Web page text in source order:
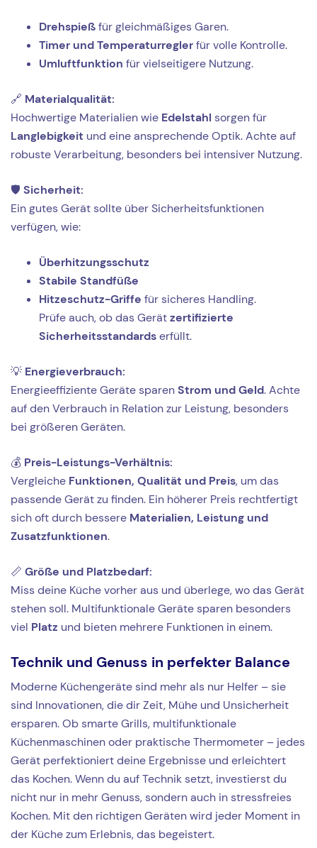
Drehspießfür gleichmäßiges Garen.
Timer und Temperaturreglerfür volle Kontrolle.
Umluftfunktion für vielseitigere Nutzung.
🔗 Materialqualität:
Hochwertige Materialien wie Edelstahl sorgen für
Langlebigkeit und eine ansprechende Optik. Achte auf
robuste Verarbeitung, besonders bei intensiver Nutzung.
🛡️ Sicherheit:
Ein gutes Gerät sollte über Sicherheitsfunktionen
verfügen, wie:
Überhitzungsschutz
Stabile Standfüße
Hitzeschutz-Griffe für sicheres Handling.
Prüfe auch, ob das Gerätzertifizierte
Sicherheitsstandardserfüllt.
💡 Energieverbrauch:
Energieeffiziente Geräte sparenStrom und Geld. Achte
auf den Verbrauch in Relation zur Leistung, besonders
bei größeren Geräten.
💰 Preis-Leistungs-Verhältnis:
Vergleiche Funktionen, Qualität und Preis, um das
passende Gerät zu finden. Ein höherer Preis rechtfertigt
sich oft durch bessere Materialien, Leistung und
Zusatzfunktionen.
📏 Größe und Platzbedarf:
Miss deine Küche vorher aus und überlege, wo das Gerät
stehen soll. Multifunktionale Geräte sparen besonders
viel Platz und bieten mehrere Funktionen in einem.
Technik und Genuss in perfekter Balance
Moderne Küchengeräte sind mehr als nur Helfer – sie
sind Innovationen, die dir Zeit, Mühe und Unsicherheit
ersparen. Ob smarte Grills, multifunktionale
Küchenmaschinen oder praktische Thermometer – jedes
Gerät perfektioniert deine Ergebnisse und erleichtert
das Kochen. Wenn du auf Technik setzt, investierst du
nicht nur in mehr Genuss, sondern auch in stressfreies
Kochen. Mit den richtigen Geräten wird jeder Moment in
der Küche zum Erlebnis, das begeistert.